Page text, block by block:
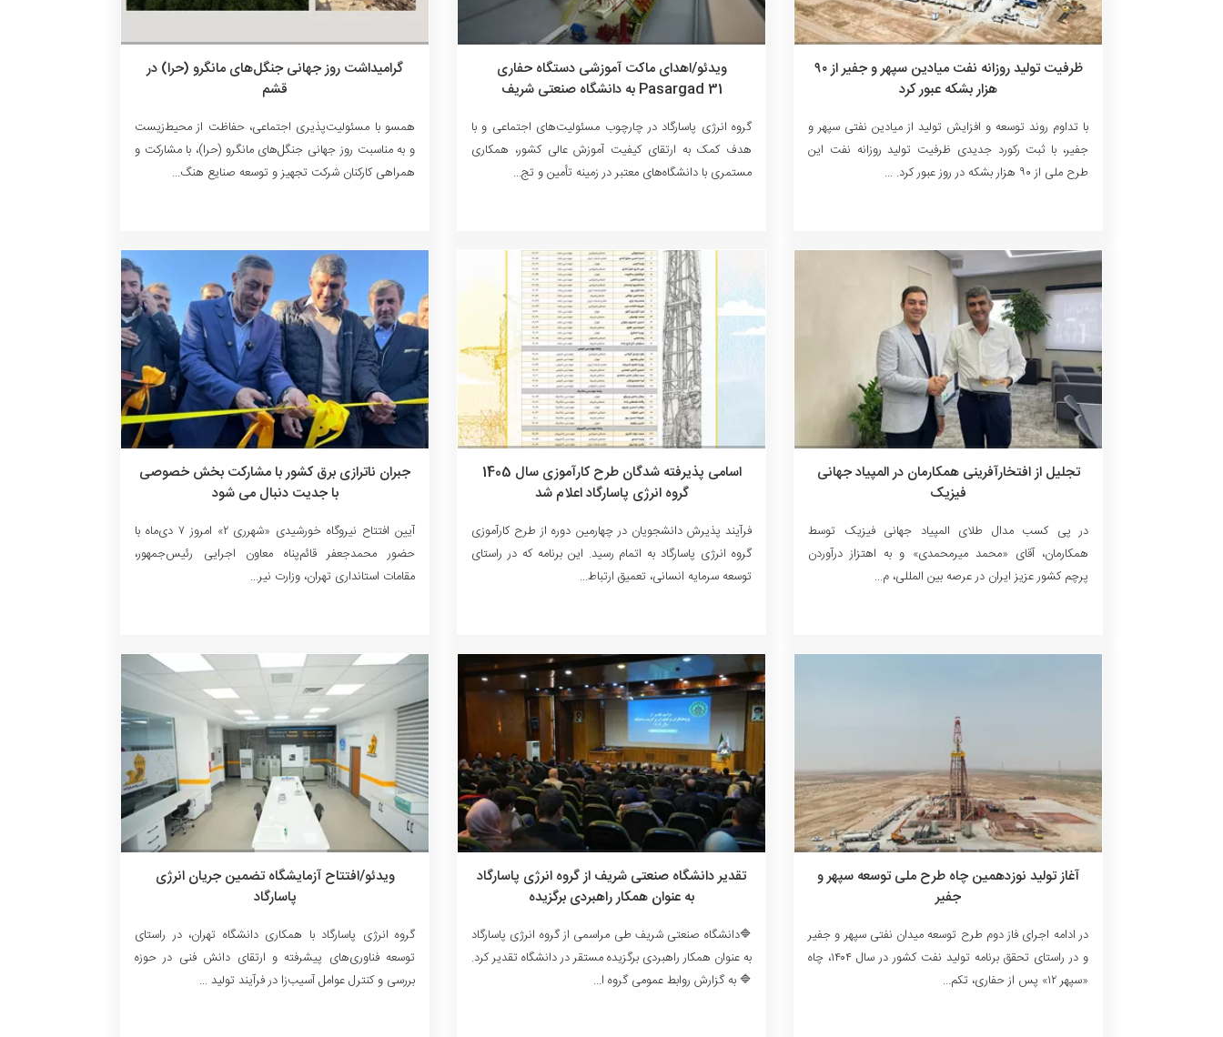
ظرفیت تولید روزانه نفت میادین سپهر و جفیر از ۹۰
هزار بشکه عبور کرد
با تداوم روند توسعه و افزایش تولید از میادین نفتی سپهر و
جفیر، با ثبت رکورد جدیدی ظرفیت تولید روزانه نفت این
طرح ملی از ۹۰ هزار بشکه در روز عبور کرد. ...
ویدئو/اهدای ماکت آموزشی دستگاه حفاری
Pasargad 31 به دانشگاه صنعتی شریف
گروه انرژی پاسارگاد در چارچوب مسئولیت‌های اجتماعی و با
هدف کمک به ارتقای کیفیت آموزش عالی کشور، همکاری
مستمری با دانشگاه‌های معتبر در زمینه تأمین و تج...
گرامیداشت روز جهانی جنگل‌های مانگرو (حرا) در
قشم
همسو با مسئولیت‌پذیری اجتماعی، حفاظت از محیط‌زیست
و به مناسبت روز جهانی جنگل‌های مانگرو (حرا)، با مشارکت و
همراهی کارکنان شرکت تجهیز و توسعه صنایع هنگ...
تجلیل از افتخارآفرینی همکارمان در المپیاد جهانی
فیزیک
در پی کسب مدال طلای المپیاد جهانی فیزیک توسط
همکارمان، آقای «محمد میرمحمدی» و به اهتزاز درآوردن
پرچم کشور عزیز ایران در عرصه بین المللی، م...
اسامی پذیرفته شدگان طرح کارآموزی سال 1405
گروه انرژی پاسارگاد اعلام شد
فرآیند پذیرش دانشجویان در چهارمین دوره از طرح کارآموزی
گروه انرژی پاسارگاد به اتمام رسید. این برنامه که در راستای
توسعه سرمایه انسانی، تعمیق ارتباط...
جبران ناترازی برق کشور با مشارکت بخش خصوصی
با جدیت دنبال می شود
آیین افتتاح نیروگاه خورشیدی «شهرری ۲» امروز ۷ دی‌ماه با
حضور محمدجعفر قائم‌پناه معاون اجرایی رئیس‌جمهور،
مقامات استانداری تهران، وزارت نیر...
آغاز تولید نوزدهمین چاه طرح ملی توسعه سپهر و
جفیر
در ادامه اجرای فاز دوم طرح توسعه میدان نفتی سپهر و جفیر
و در راستای تحقق برنامه تولید نفت کشور در سال ۱۴۰۴، چاه
«سپهر ۱۲» پس از حفاری، تکم...
تقدیر دانشگاه صنعتی شریف از گروه انرژی پاسارگاد
به عنوان همکار راهبردی برگزیده
🔷️دانشگاه صنعتی شریف طی مراسمی از گروه انرژی پاسارگاد
به عنوان همکار راهبردی برگزیده مستقر در دانشگاه تقدیر کرد.
🔷️ به گزارش روابط عمومی گروه ا...
ویدئو/افتتاح آزمایشگاه تضمین جریان انرژی
پاسارگاد
گروه انرژی پاسارگاد با همکاری دانشگاه تهران، در راستای
توسعه فناوری‌های پیشرفته و ارتقای دانش فنی در حوزه
بررسی و کنترل عوامل آسیب‌زا در فرآیند تولید ...